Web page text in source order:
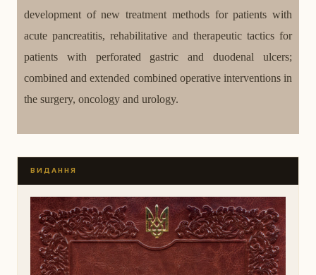
development of new treatment methods for patients with
acute pancreatitis, rehabilitative and therapeutic tactics for
patients with perforated gastric and duodenal ulcers;
combined and extended combined operative interventions in
the surgery, oncology and urology.
ВИДАННЯ